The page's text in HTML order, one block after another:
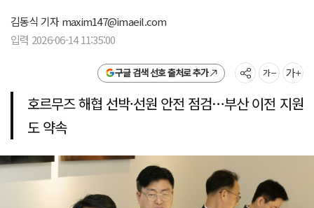
김동식 기자maxim147@imaeil.com
입력 2026-06-14 11:35:00
구글 검색 선호 출처로 추가
호르무즈 해협 선박·선원 안전 점검…부산 이전 지원
도 약속